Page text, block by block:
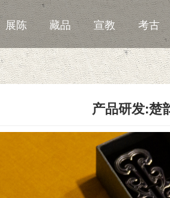
展陈 藏品 宣教 考古
产品研发:楚